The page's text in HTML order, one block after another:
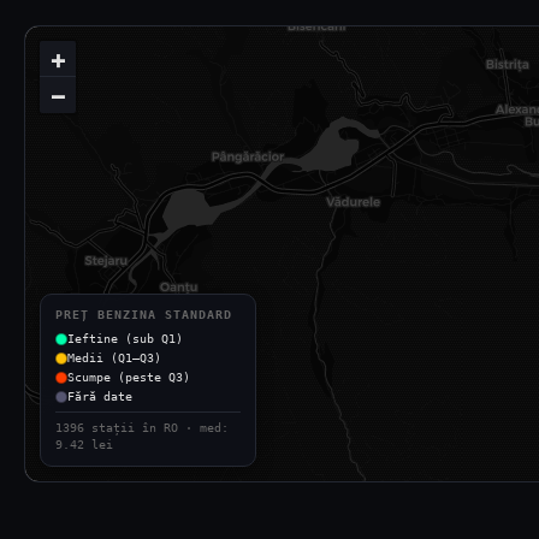
+
−
PREȚ BENZINA STANDARD
Ieftine (sub Q1)
Medii (Q1–Q3)
Scumpe (peste Q3)
Fără date
1396 stații în RO · med:
9.42 lei